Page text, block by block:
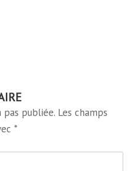
pas publiée. Les champs
*